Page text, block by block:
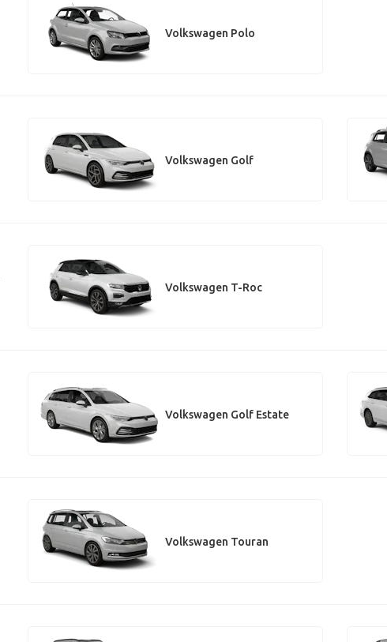
Volkswagen Polo
Volkswagen Golf
Volkswagen T-Roc
Volkswagen Golf Estate
Volkswagen Touran